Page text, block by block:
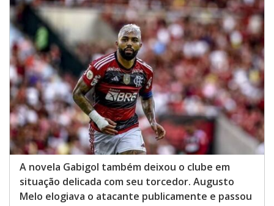
A novela Gabigol também deixou o clube em
situação delicada com seu torcedor. Augusto
Melo elogiava o atacante publicamente e passou